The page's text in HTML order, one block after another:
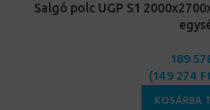
Salgó polc UGP S1
189
(149 274
KOSÁRBA